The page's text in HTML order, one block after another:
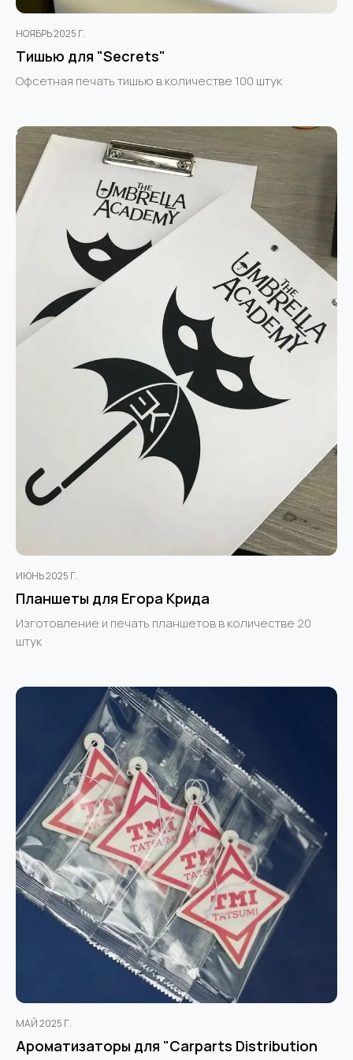
НОЯБРЬ 2025 Г.
Тишью для "Secrets"
Офсетная печать тишью в количестве 100 штук
ИЮНЬ 2025 Г.
Планшеты для Егора Крида
Изготовление и печать планшетов в количестве 20
штук
МАЙ 2025 Г.
Ароматизаторы для "Carparts Distribution